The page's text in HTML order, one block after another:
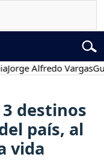
Alfredo Vargas
destinos
país, al
vida